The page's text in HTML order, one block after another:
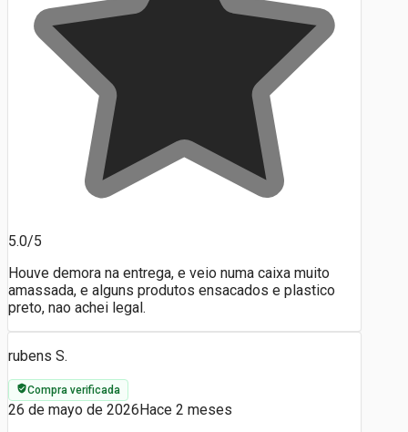
5.0/5
Houve demora na entrega, e veio numa caixa muito
amassada, e alguns produtos ensacados e plastico
preto, nao achei legal.
rubens S.
Compra verificada
26 de mayo de 2026 Hace 2 meses